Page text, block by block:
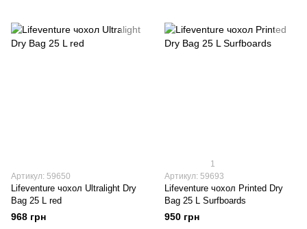
Артикул: 59650
Lifeventure чохол Ultralight Dry
Bag 25 L red
968 грн
1
Артикул: 59693
Lifeventure чохол Printed Dry
Bag 25 L Surfboards
950 грн